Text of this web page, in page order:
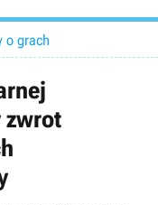
o grach
zwrot